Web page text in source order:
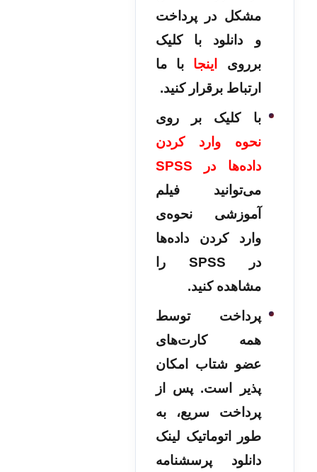
مشکل در پرداخت
و دانلود با کلیک
برروی اینجا
با ما
ارتباط برقرار کنید.
با کلیک بر روی
نحوه وارد کردن
داده‌ها در SPSS
می‌توانید فیلم
آموزشی نحوه‌ی
وارد کردن داده‌ها
در SPSS را
مشاهده کنید.
پرداخت توسط
همه کارت‌های
عضو شتاب امکان
پذیر است. پس از
پرداخت سریع، به
طور اتوماتیک لینک
دانلود پرسشنامه